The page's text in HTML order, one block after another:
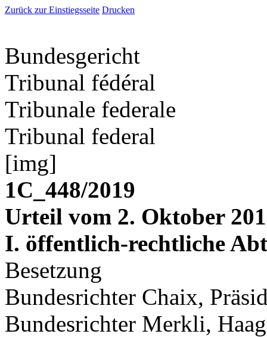
Zurück zur Einstiegsseite Drucken
Bundesgericht
Tribunal fédéral
Tribunale federale
Tribunal federal
[img]
1C_448/2019
Urteil vom 2. Oktober
I. öffentlich-rechtliche
Besetzung
Bundesrichter Chaix,
Bundesrichter Merkli,